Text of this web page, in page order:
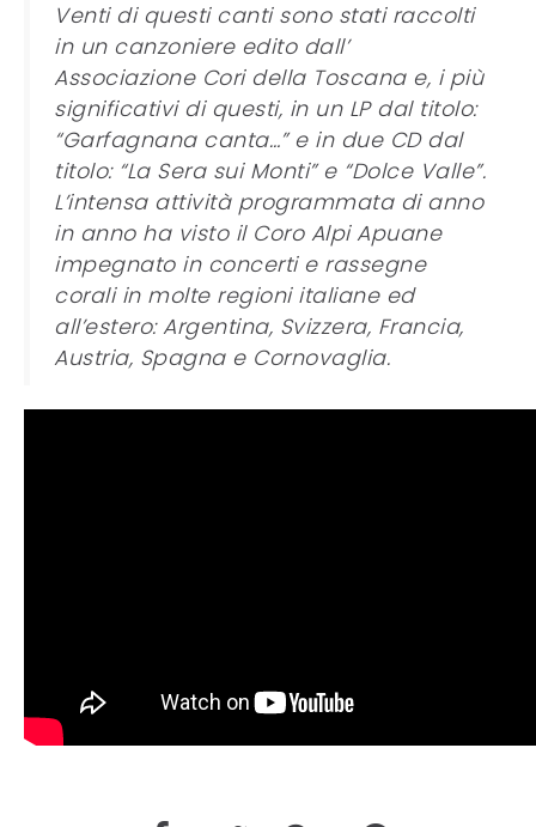
Venti di questi canti sono stati raccolti
in un canzoniere edito dall’
Associazione Cori della Toscana e, i più
significativi di questi, in un LP dal titolo:
“Garfagnana canta…” e in due CD dal
titolo: “La Sera sui Monti” e “Dolce Valle”.
L’intensa attività programmata di anno
in anno ha visto il Coro Alpi Apuane
impegnato in concerti e rassegne
corali in molte regioni italiane ed
all’estero: Argentina, Svizzera, Francia,
Austria, Spagna e Cornovaglia.